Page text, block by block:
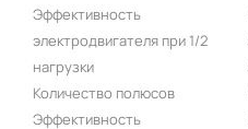
Эффективность
электродвигателя при 1/2
нагрузки
Количество полюсов
Эффективность